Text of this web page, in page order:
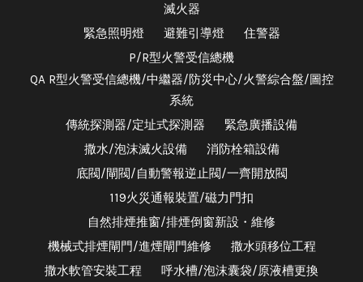
滅火器
緊急照明燈
避難引導燈
住警器
P/R型火警受信總機
QA R型火警受信總機/中繼器/防災中心/火警綜合盤/圖控
系統
傳統探測器/定址式探測器
緊急廣播設備
撒水/泡沫滅火設備
消防栓箱設備
底閥/閘閥/自動警報逆止閥/一齊開放閥
119火災通報裝置/磁力門扣
自然排煙推窗/排煙倒窗新設・維修
機械式排煙閘門/進煙閘門維修
撒水頭移位工程
撒水軟管安裝工程
呼水槽/泡沫囊袋/原液槽更換